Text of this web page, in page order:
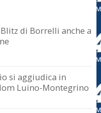
di Borrelli anche a
si aggiudica in
Luino-Montegrino